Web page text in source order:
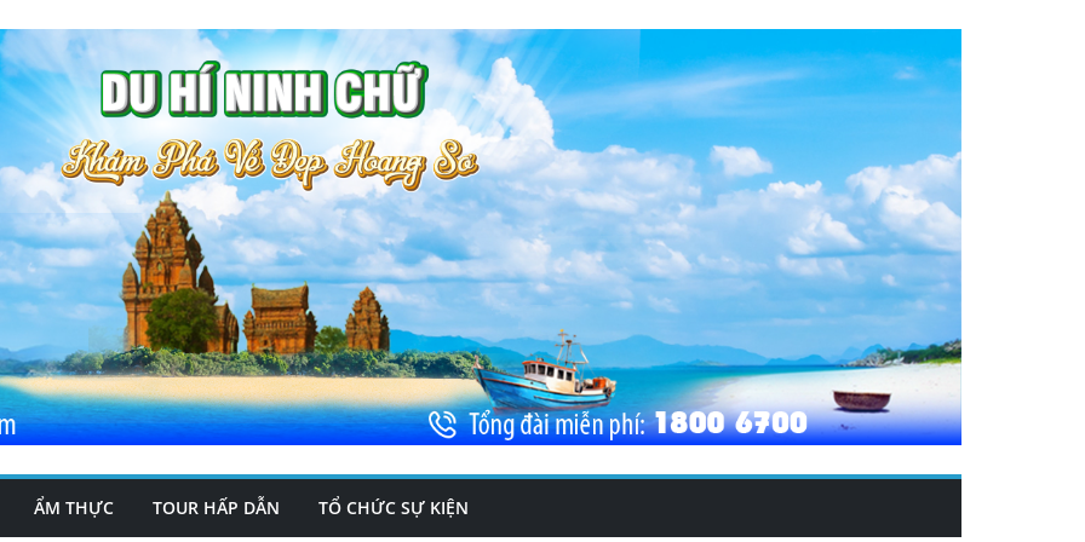
ẨM THỰC TOUR HẤP DẪN TỔ CHỨC SỰ KIỆN